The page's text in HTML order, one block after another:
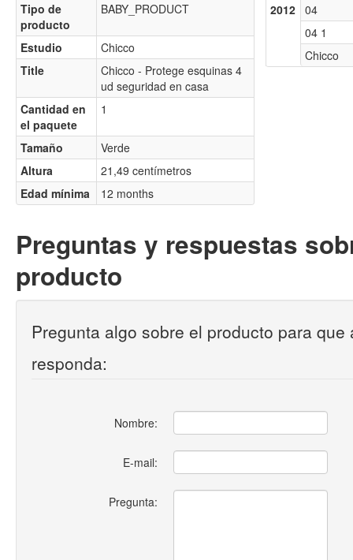
Tipo de
producto
BABY_PRODUCT
Estudio
Chicco
Title
Chicco - Protege esquinas 4
ud seguridad en casa
Cantidad en
el paquete
1
Tamaño
Verde
Altura
21,49 centímetros
Edad mínima
12 months
2012
04
04 1
Chicco
Preguntas y respuestas
producto
Pregunta algo sobre el producto para que
responda:
Nombre:
E-mail:
Pregunta: